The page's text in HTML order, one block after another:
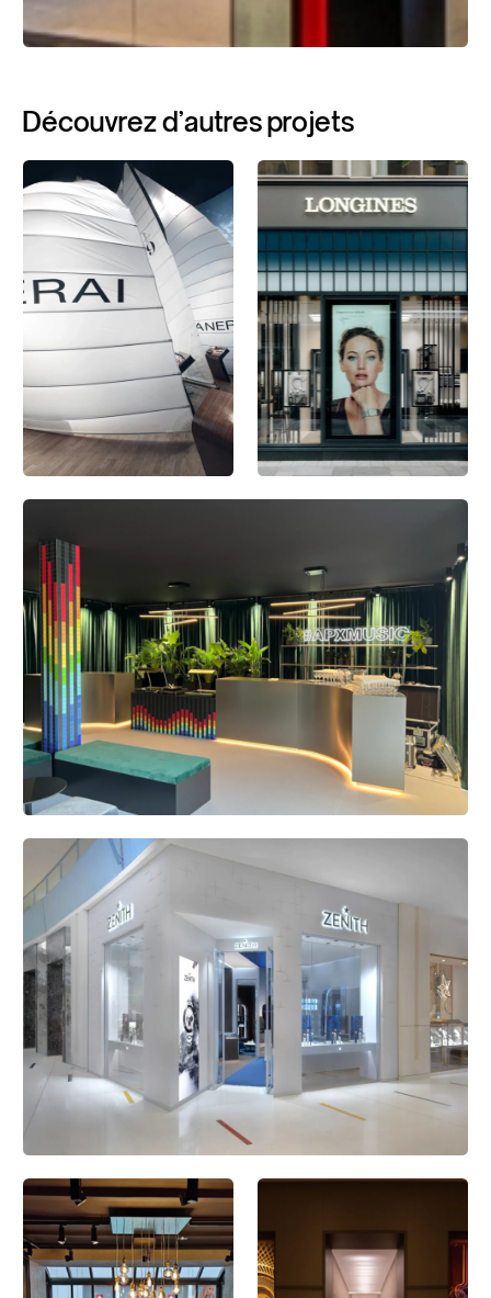
Découvrezd'autresprojets